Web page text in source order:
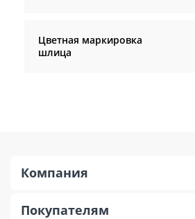
Цветная маркировка
шлица
Компания
Покупателям